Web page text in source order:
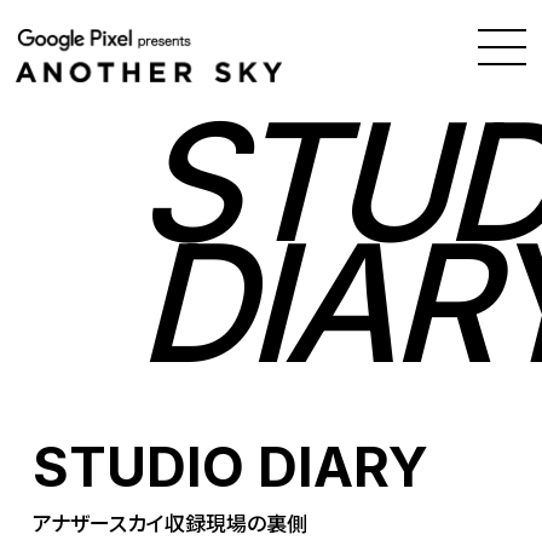
STUDIO DIARY
アナザースカイ収録現場の裏側